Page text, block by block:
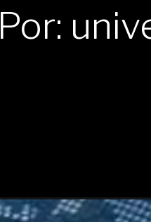
Por: